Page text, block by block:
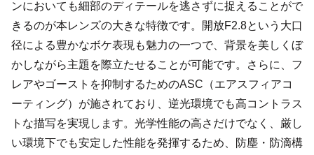
ンにおいても細部のディテールを逃さずに捉えることがで
きるのが本レンズの大きな特徴です。開放F2.8という大口
径による豊かなボケ表現も魅力の一つで、背景を美しくぼ
かしながら主題を際立たせることが可能です。さらに、フ
レアやゴーストを抑制するためのASC（エアスフィアコ
ーティング）が施されており、逆光環境でも高コントラス
トな描写を実現します。光学性能の高さだけでなく、厳し
い環境下でも安定した性能を発揮するため、防塵・防滴構